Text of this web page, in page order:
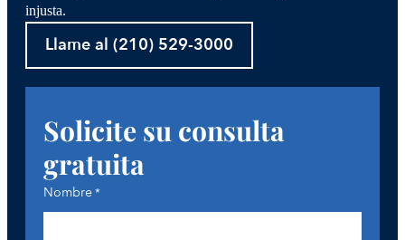
injusta.
Llame al (210) 529-3000
Solicite su consulta
gratuita
Nombre*